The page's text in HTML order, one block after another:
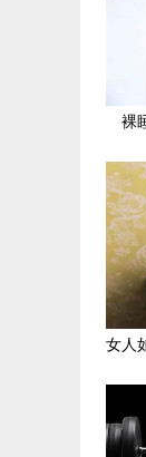
裸
女人